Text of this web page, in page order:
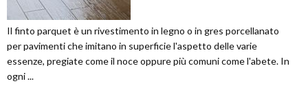
Il finto parquet è un rivestimento in legno o in gres porcellanato
per pavimenti che imitano in superficie l'aspetto delle varie
essenze, pregiate come il noce oppure più comuni come l'abete. In
ogni ...